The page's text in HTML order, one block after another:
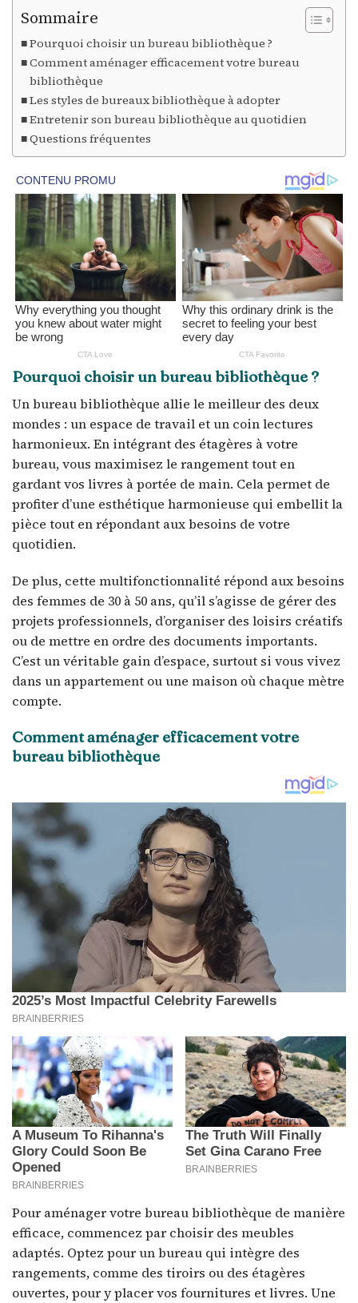
Sommaire
Pourquoi choisir un bureau bibliothèque ?
Comment aménager efficacement votre bureau
bibliothèque
Les styles de bureaux bibliothèque à adopter
Entretenir son bureau bibliothèque au quotidien
Questions fréquentes
Pourquoi choisir un bureau bibliothèque ?
Un bureau bibliothèque allie le meilleur des deux
mondes : un espace de travail et un coin lectures
harmonieux. En intégrant des étagères à votre
bureau, vous maximisez le rangement tout en
gardant vos livres à portée de main. Cela permet de
profiter d’une esthétique harmonieuse qui embellit la
pièce tout en répondant aux besoins de votre
quotidien.
De plus, cette multifonctionnalité répond aux besoins
des femmes de 30 à 50 ans, qu’il s’agisse de gérer des
projets professionnels, d’organiser des loisirs créatifs
ou de mettre en ordre des documents importants.
C’est un véritable gain d’espace, surtout si vous vivez
dans un appartement ou une maison où chaque mètre
compte.
Comment aménager efficacement votre
bureau bibliothèque
Pour aménager votre bureau bibliothèque de manière
efficace, commencez par choisir des meubles
adaptés. Optez pour un bureau qui intègre des
rangements, comme des tiroirs ou des étagères
ouvertes, pour y placer vos fournitures et livres. Une